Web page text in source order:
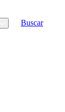
Buscar